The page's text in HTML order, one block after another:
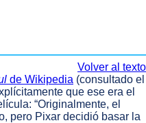
Volver al texto
de Wikipedia (consultado el
que ese era el
“Originalmente, el
pero Pixar decidió basar la